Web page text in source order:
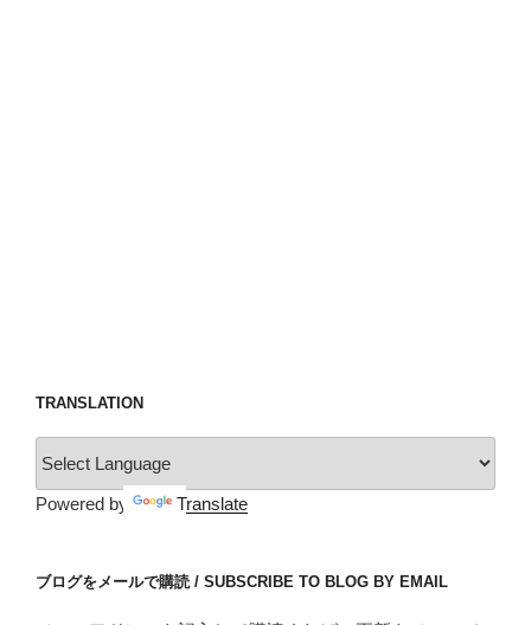
TRANSLATION
Powered by Translate
ブログをメールで購読 / SUBSCRIBE TO BLOG BY EMAIL